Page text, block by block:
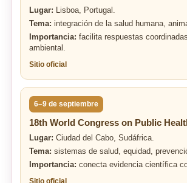
Lugar: Lisboa, Portugal.
Tema: integración de la salud humana,
Importancia: facilita respuestas
ambiental.
Sitio oficial
6–9 de septiembre
18th World Congress on Public
Lugar: Ciudad del Cabo, Sudáfrica.
Tema: sistemas de salud, equidad,
Importancia: conecta evidencia científica
Sitio oficial